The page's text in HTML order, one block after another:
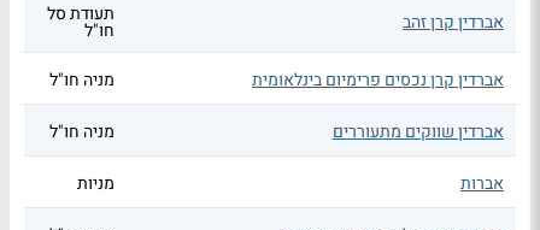
אברדין קרן זהב תעודת סל
חו"ל
אברדין קרן נכסים פרימיום בינלאומית
מניה חו"ל
אברדין שווקים מתעוררים מניה חו"ל
אברות מניות